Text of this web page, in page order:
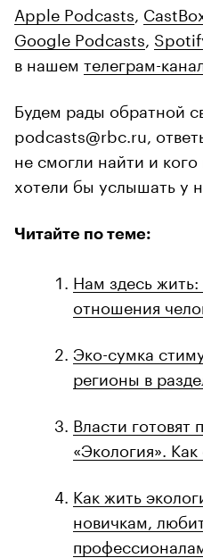
Apple Podcasts
Google Podcasts
в нашем телеграм-
Будем рады обратной
podcasts@rbc.ru,
не смогли найти и кого
хотели бы услышать у
Читайте по теме:
Нам здесь
отношения
Эко-сумка
регионы в
Власти готовят
«Экология».
Как жить
новичкам,